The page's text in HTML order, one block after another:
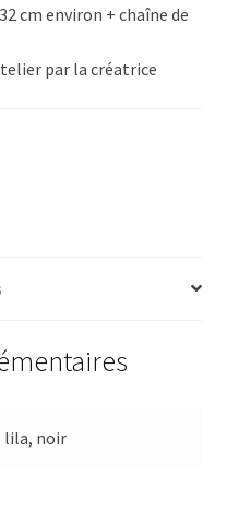
cm environ + chaîne de
par la créatrice
lila, noir